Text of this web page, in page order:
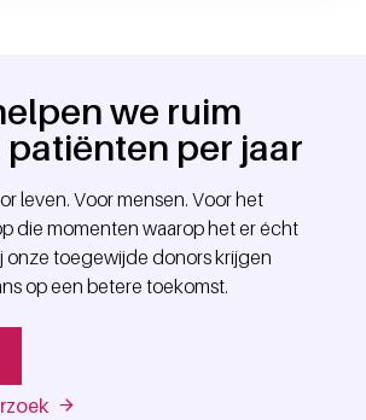
we ruim
patiënten per jaar
leven. Voor mensen. Voor het
die momenten waarop het er écht
onze toegewijde donors krijgen
op een betere toekomst.